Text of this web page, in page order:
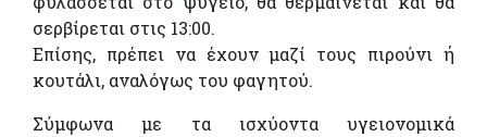
σερβίρεται στις 13:00.
Επίσης, πρέπει να έχουν μαζί τους πιρούνι ή
κουτάλι, αναλόγως του φαγητού.
Σύμφωνα με τα ισχύοντα υγειονομικά